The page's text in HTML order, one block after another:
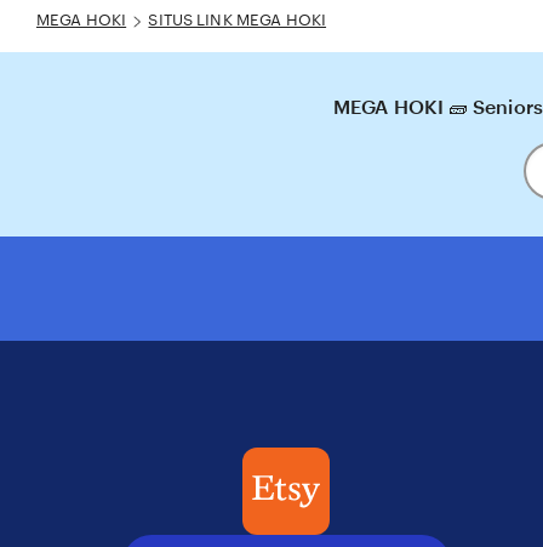
MEGA HOKI SITUS LINK MEGA HOKI
MEGA HOKI 🧱